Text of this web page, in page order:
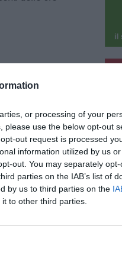
or processing of your
please use the below opt-out
out request is processed
information utilized by us
out. You may separately
parties on the IAB’s list of
by us to third parties on the
to other third parties.
di
posizione
Ovest.